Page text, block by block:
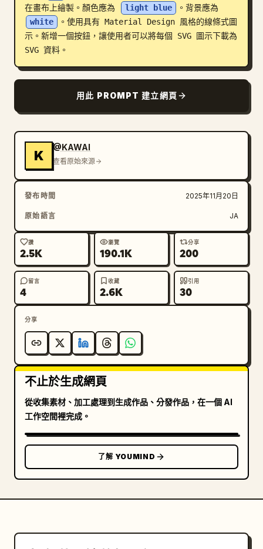
部落格
更新
在畫布上繪製。顏色應為
light blue
。背景應為
white
。使用具有 Material Design 風格的線條式圖
示。新增一個按鈕，讓使用者可以將每個 SVG 圖示下載為
SVG 資料。
用此 PROMPT 建立網頁
K
@KAWAI
查看原始來源
發布時間 2025年11月20日
原始語言 JA
讚
2.5K
瀏覽
190.1K
分享
200
留言
4
收藏
2.6K
引用
30
分享
不止於生成網頁
從收集素材、加工處理到生成作品、分發作品，在一個 AI
工作空間裡完成。
了解 YOUMIND